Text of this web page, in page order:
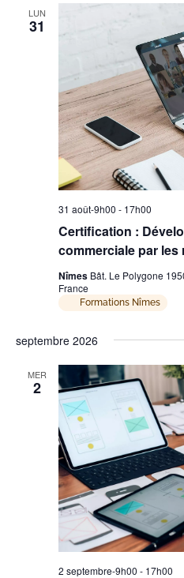
LUN
31
Certification :
commerciale par les
31 août-9h00 - 17h00
Nîmes Bât. Le Polygone
France
Formations Nîmes
septembre 2026
MER
2
2 septembre-9h00 - 17h00